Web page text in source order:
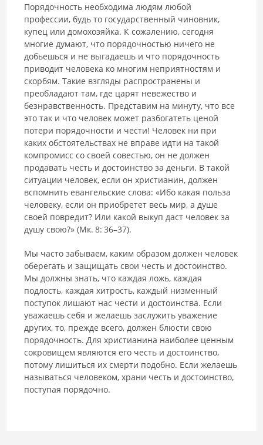
Порядочность необходима людям любой
профессии, будь то государственный чиновник,
купец или домохозяйка. К сожалению, сегодня
многие думают, что порядочностью ничего не
добьешься и не выгадаешь и что порядочность
приводит человека ко многим неприятностям и
скорбям. Такие взгляды распространены и
преобладают там, где царят невежество и
безнравственность. Представим на минуту, что все
это так и что человек может разбогатеть ценой
потери порядочности и чести! Человек ни при
каких обстоятельствах не вправе идти на такой
компромисс со своей совестью, он не должен
продавать честь и достоинство за деньги. В такой
ситуации человек, если он христианин, должен
вспомнить евангельские слова: «Ибо какая польза
человеку, если он приобретет весь мир, а душе
своей повредит? Или какой выкуп даст человек за
душу свою?» (Мк. 8: 36–37).
Мы часто забываем, каким образом должен человек
оберегать и защищать свои честь и достоинство.
Мы должны знать, что каждая ложь, каждая
подлость, каждая хитрость, каждый низменный
поступок лишают нас чести и достоинства. Если
уважаешь себя и желаешь заслужить уважение
других, то, прежде всего, должен блюсти свою
порядочность. Для христианина наиболее ценным
сокровищем являются его честь и достоинство,
потому лишиться их смерти подобно. Если желаешь
называться человеком, храни честь и достоинство,
поступая порядочно.